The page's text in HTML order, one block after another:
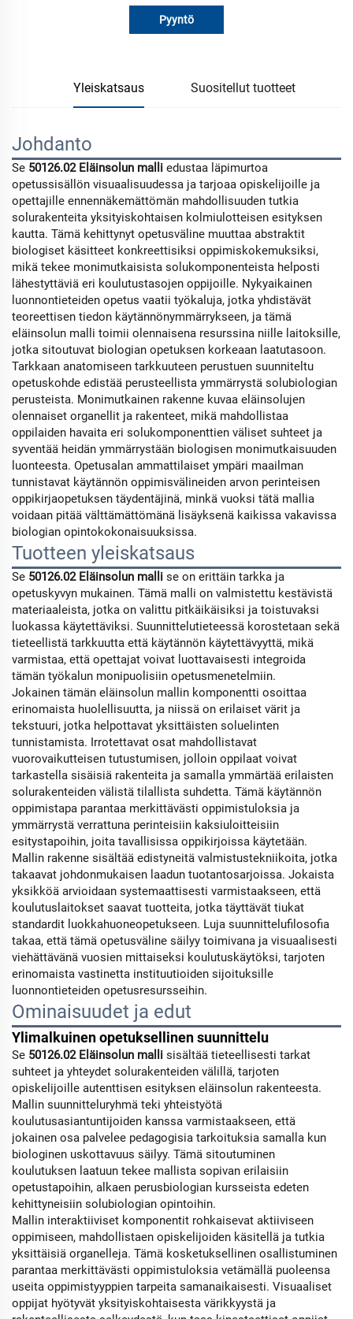
Pyyntö
Yleiskatsaus Suositellut tuotteet
Johdanto
Se 50126.02 Eläinsolun malli edustaa läpimurtoa
opetussisällön visuaalisuudessa ja tarjoaa opiskelijoille ja
opettajille ennennäkemättömän mahdollisuuden tutkia
solurakenteita yksityiskohtaisen kolmiulotteisen esityksen
kautta. Tämä kehittynyt opetusväline muuttaa abstraktit
biologiset käsitteet konkreettisiksi oppimiskokemuksiksi,
mikä tekee monimutkaisista solukomponenteista helposti
lähestyttäviä eri koulutustasojen oppijoille. Nykyaikainen
luonnontieteiden opetus vaatii työkaluja, jotka yhdistävät
teoreettisen tiedon käytännönymmärrykseen, ja tämä
eläinsolun malli toimii olennaisena resurssina niille laitoksille,
jotka sitoutuvat biologian opetuksen korkeaan laatutasoon.
Tarkkaan anatomiseen tarkkuuteen perustuen suunniteltu
opetuskohde edistää perusteellista ymmärrystä solubiologian
perusteista. Monimutkainen rakenne kuvaa eläinsolujen
olennaiset organellit ja rakenteet, mikä mahdollistaa
oppilaiden havaita eri solukomponenttien väliset suhteet ja
syventää heidän ymmärrystään biologisen monimutkaisuuden
luonteesta. Opetusalan ammattilaiset ympäri maailman
tunnistavat käytännön oppimisvälineiden arvon perinteisen
oppikirjaopetuksen täydentäjinä, minkä vuoksi tätä mallia
voidaan pitää välttämättömänä lisäyksenä kaikissa vakavissa
biologian opintokokonaisuuksissa.
Tuotteen yleiskatsaus
Se 50126.02 Eläinsolun malli se on erittäin tarkka ja
opetuskyvyn mukainen. Tämä malli on valmistettu kestävistä
materiaaleista, jotka on valittu pitkäikäisiksi ja toistuvaksi
luokassa käytettäviksi. Suunnittelutieteessä korostetaan sekä
tieteellistä tarkkuutta että käytännön käytettävyyttä, mikä
varmistaa, että opettajat voivat luottavaisesti integroida
tämän työkalun monipuolisiin opetusmenetelmiin.
Jokainen tämän eläinsolun mallin komponentti osoittaa
erinomaista huolellisuutta, ja niissä on erilaiset värit ja
tekstuuri, jotka helpottavat yksittäisten soluelinten
tunnistamista. Irrotettavat osat mahdollistavat
vuorovaikutteisen tutustumisen, jolloin oppilaat voivat
tarkastella sisäisiä rakenteita ja samalla ymmärtää erilaisten
solurakenteiden välistä tilallista suhdetta. Tämä käytännön
oppimistapa parantaa merkittävästi oppimistuloksia ja
ymmärrystä verrattuna perinteisiin kaksiuloitteisiin
esitystapoihin, joita tavallisissa oppikirjoissa käytetään.
Mallin rakenne sisältää edistyneitä valmistustekniikoita, jotka
takaavat johdonmukaisen laadun tuotantosarjoissa. Jokaista
yksikköä arvioidaan systemaattisesti varmistaakseen, että
koulutuslaitokset saavat tuotteita, jotka täyttävät tiukat
standardit luokkahuoneopetukseen. Luja suunnittelufilosofia
takaa, että tämä opetusväline säilyy toimivana ja visuaalisesti
viehättävänä vuosien mittaiseksi koulutuskäytöksi, tarjoten
erinomaista vastinetta instituutioiden sijoituksille
luonnontieteiden opetusresursseihin.
Ominaisuudet ja edut
Ylimalkuinen opetuksellinen suunnittelu
Se 50126.02 Eläinsolun malli sisältää tieteellisesti tarkat
suhteet ja yhteydet solurakenteiden välillä, tarjoten
opiskelijoille autenttisen esityksen eläinsolun rakenteesta.
Mallin suunnitteluryhmä teki yhteistyötä
koulutusasiantuntijoiden kanssa varmistaakseen, että
jokainen osa palvelee pedagogisia tarkoituksia samalla kun
biologinen uskottavuus säilyy. Tämä sitoutuminen
koulutuksen laatuun tekee mallista sopivan erilaisiin
opetustapoihin, alkaen perusbiologian kursseista edeten
kehittyneisiin solubiologian opintoihin.
Mallin interaktiiviset komponentit rohkaisevat aktiiviseen
oppimiseen, mahdollistaen opiskelijoiden käsitellä ja tutkia
yksittäisiä organelleja. Tämä kosketuksellinen osallistuminen
parantaa merkittävästi oppimistuloksia vetämällä puoleensa
useita oppimistyyppien tarpeita samanaikaisesti. Visuaaliset
oppijat hyötyvät yksityiskohtaisesta värikkyystä ja